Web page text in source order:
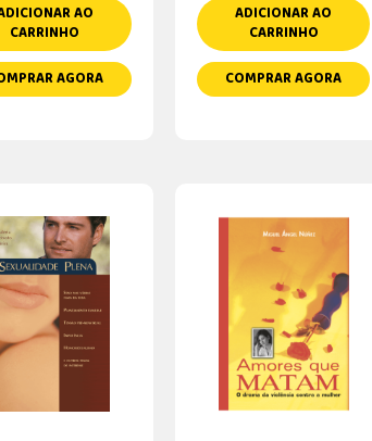
AO
CARRINHO
AGORA
ADICIONAR AO
CARRINHO
COMPRAR AGORA